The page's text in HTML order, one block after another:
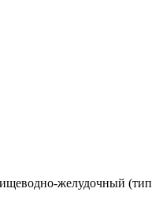
желудочный (тип